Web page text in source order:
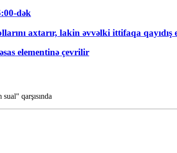
dək
axtarır, lakin əvvəlki ittifaqa qayıdış
elementinə çevrilir
qarşısında